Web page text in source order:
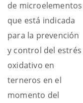
de microelementos
que está indicada
para la prevención
y control del estrés
oxidativo en
terneros en el
momento del